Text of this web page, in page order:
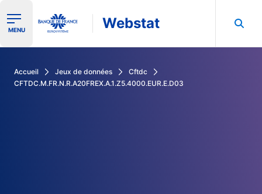
Ouvrir le menu de navigation
MENU Webstat
Accueil Jeux de données
Cftdc
CFTDC.M.FR.N.R.A20FREX.A.1.Z5.4000.EUR.E.D03